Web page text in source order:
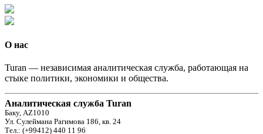
О нас
Turan — независимая аналитическая служба, работающая на
стыке политики, экономики и общества.
Аналитическая служба Turan
Баку, AZ1010
Ул. Сулеймана Рагимова 186, кв. 24
Тел.: (+99412) 440 11 96